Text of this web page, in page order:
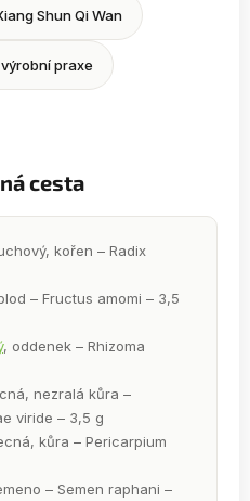
Shun Qi Wan
praxe
cesta
kořen – Radix
– Fructus amomi – 3,5
, oddenek – Rhizoma
nezralá kůra –
viride – 3,5 g
kůra – Pericarpium
– Semen raphani –